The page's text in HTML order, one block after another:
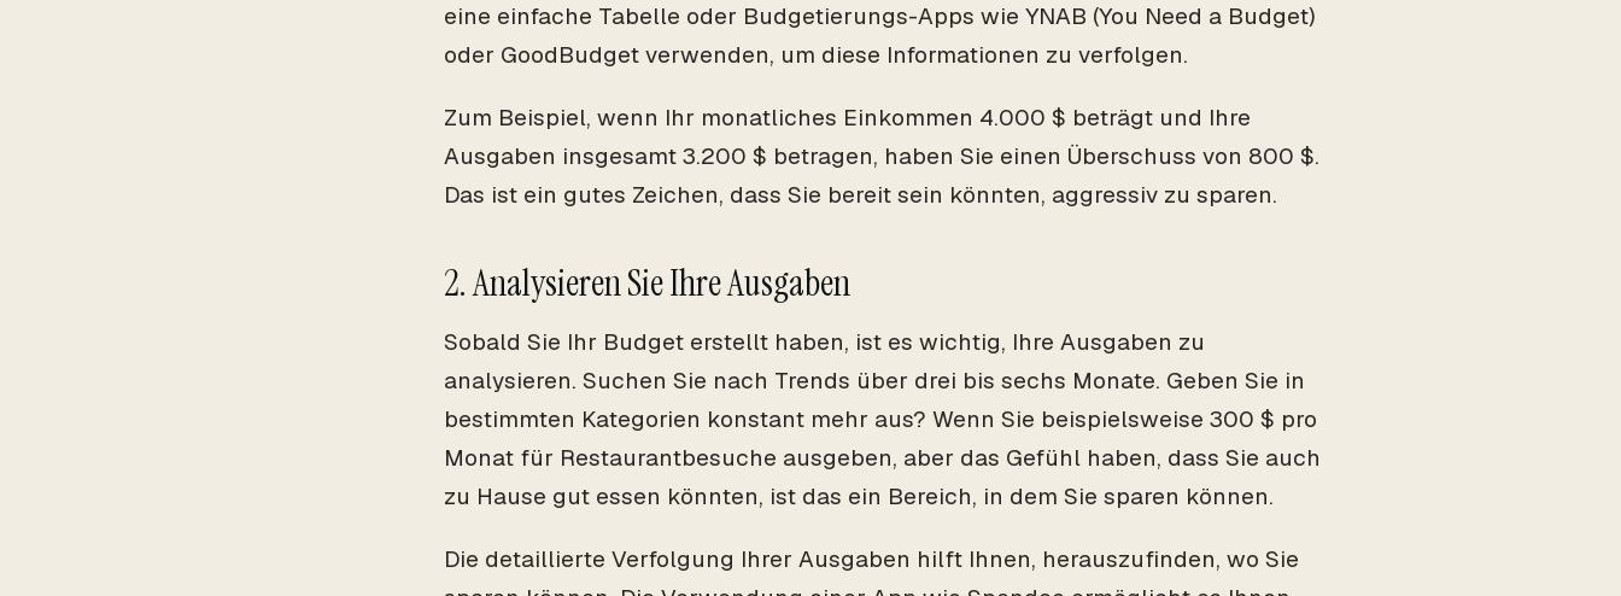
eine einfache Tabelle oder Budgetierungs-Apps wie YNAB (You Need a Budget)
oder GoodBudget verwenden, um diese Informationen zu verfolgen.
Zum Beispiel, wenn Ihr monatliches Einkommen 4.000 $ beträgt und Ihre
Ausgaben insgesamt 3.200 $ betragen, haben Sie einen Überschuss von 800 $.
Das ist ein gutes Zeichen, dass Sie bereit sein könnten, aggressiv zu sparen.
2. Analysieren Sie Ihre Ausgaben
Sobald Sie Ihr Budget erstellt haben, ist es wichtig, Ihre Ausgaben zu
analysieren. Suchen Sie nach Trends über drei bis sechs Monate. Geben Sie in
bestimmten Kategorien konstant mehr aus? Wenn Sie beispielsweise 300 $ pro
Monat für Restaurantbesuche ausgeben, aber das Gefühl haben, dass Sie auch
zu Hause gut essen könnten, ist das ein Bereich, in dem Sie sparen können.
Die detaillierte Verfolgung Ihrer Ausgaben hilft Ihnen, herauszufinden, wo Sie